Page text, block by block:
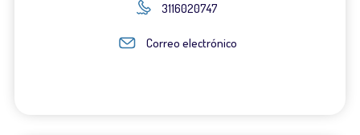
3116020747
Correo electrónico